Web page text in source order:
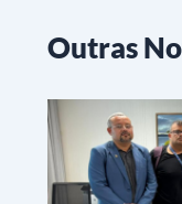
Outras